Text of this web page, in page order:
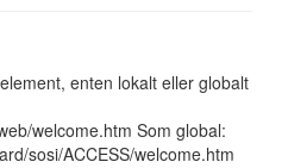
enten lokalt eller globalt
welcome.htm Som global:
sosi/ACCESS/welcome.htm